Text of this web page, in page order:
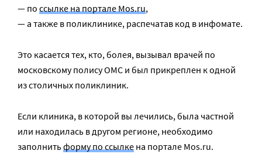
— по ссылке на портале Mos.ru,
— а также в поликлинике, распечатав код в инфомате.
Это касается тех, кто, болея, вызывал врачей по
московскому полису ОМС и был прикреплен к одной
из столичных поликлиник.
Если клиника, в которой вы лечились, была частной
или находилась в другом регионе, необходимо
заполнитьформу по ссылке на портале Mos.ru.